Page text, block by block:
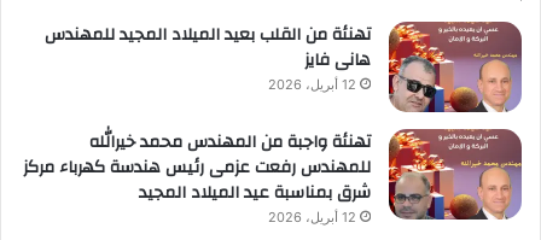
تهنئة من القلب بعيد الميلاد المجيد للمهندس
هانى فايز
12 أبريل، 2026
تهنئة واجبة من المهندس محمد خيرالله
للمهندس رفعت عزمى رئيس هندسة كهرباء مركز
شرق بمناسبة عيد الميلاد المجيد
12 أبريل، 2026